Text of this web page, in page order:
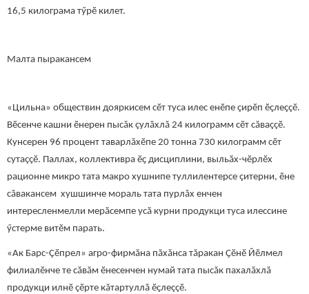
16,5 килограма тӳрӗ килет.
Малта пыракансем
«Цильна» обществин дояркисем сӗт туса илес енӗпе çирӗп ӗçлеççӗ.
Вӗсенче кашни ӗнерен пысăк çулăхлă 24 килограмм сӗт сăваççӗ.
Кунсерен 96 процент таварлăхӗпе 20 тонна 730 килограмм сӗт
сутаççӗ. Паллах, коллективра ӗҫ дисциплини, выльӑх-чӗрлӗх
рационне микро тата макро хушнипе туллилентерсе çитерни, ӗне
сăвакансем хушшинче мораль тата пурлăх енчен
интересленмелли мерӑсемпе усӑ курни продукци туса илессине
ӳстерме витӗм парать.
«Ак Барс-Ҫӗпрел» агро-фирмăна пăхăнса тăракан Ҫӗнӗ Йӗлмел
филиалӗнче те сăвăм ӗнесенчен нумай тата пысăк пахалăхлă
продукци илнӗ çӗрте кăтартуллă ӗçлеççӗ.